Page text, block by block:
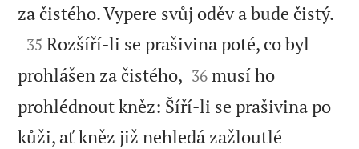
za čistého. Vypere svůj oděv a bude čistý.

35 Rozšíří-li se prašivina poté, co byl
prohlášen za čistého, 

36 musí ho
prohlédnout kněz: Šíří-li se prašivina po
kůži, ať kněz již nehledá zažloutlé